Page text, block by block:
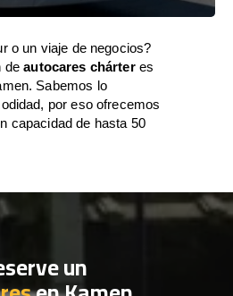
o un viaje de negocios?
deautocares chárteres
Sabemos lo
por eso ofrecemos
capacidad de hasta 50
un